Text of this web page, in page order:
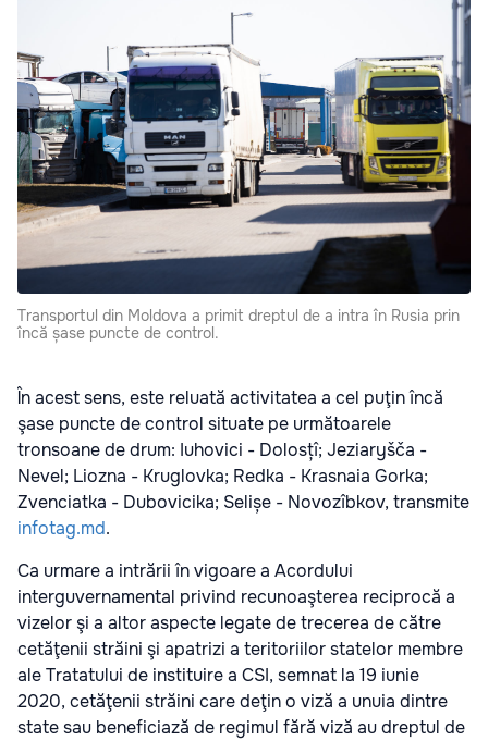
Transportul din Moldova a primit dreptul de a intra în Rusia prin
încă șase puncte de control.
În acest sens, este reluată activitatea a cel puţin încă
şase puncte de control situate pe următoarele
tronsoane de drum: Iuhovici - Dolosțî; Jeziaryšča -
Nevel; Liozna - Kruglovka; Redka - Krasnaia Gorka;
Zvenciatka - Dubovicika; Selișe - Novozîbkov, transmite
infotag.md.
Ca urmare a intrării în vigoare a Acordului
interguvernamental privind recunoaşterea reciprocă a
vizelor şi a altor aspecte legate de trecerea de către
cetăţenii străini şi apatrizi a teritoriilor statelor membre
ale Tratatului de instituire a CSI, semnat la 19 iunie
2020, cetăţenii străini care deţin o viză a unuia dintre
state sau beneficiază de regimul fără viză au dreptul de